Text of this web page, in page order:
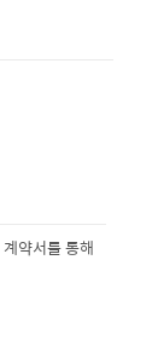
약서를 통해